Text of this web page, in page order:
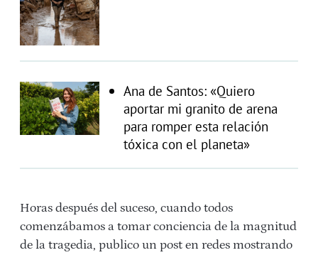
Ana de Santos: «Quiero
aportar mi granito de arena
para romper esta relación
tóxica con el planeta»
Horas después del suceso, cuando todos
comenzábamos a tomar conciencia de la magnitud
de la tragedia, publico un post en redes mostrando